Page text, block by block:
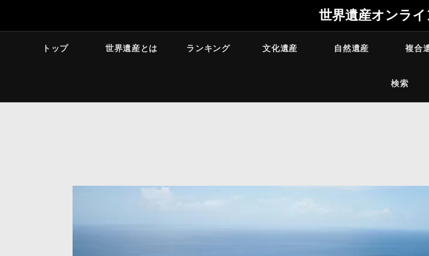
世界遺産オンラ
トップ 世界遺産とは ランキング 文化遺産 自然遺産 複合
検索